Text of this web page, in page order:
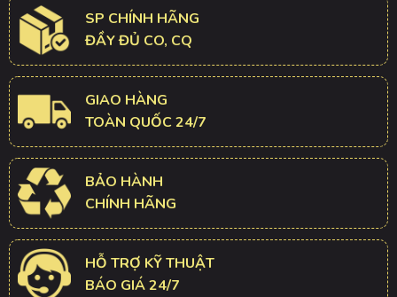
SP CHÍNH HÃNG
ĐẦY ĐỦ CO, CQ
GIAO HÀNG
TOÀN QUỐC 24/7
BẢO HÀNH
CHÍNH HÃNG
HỖ TRỢ KỸ THUẬT
BÁO GIÁ 24/7